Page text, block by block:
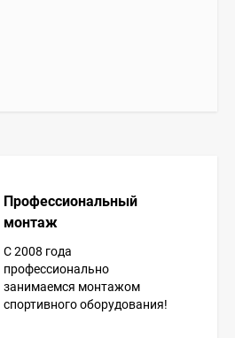
Профессиональный
монтаж
С 2008 года
профессионально
занимаемся монтажом
спортивного оборудования!